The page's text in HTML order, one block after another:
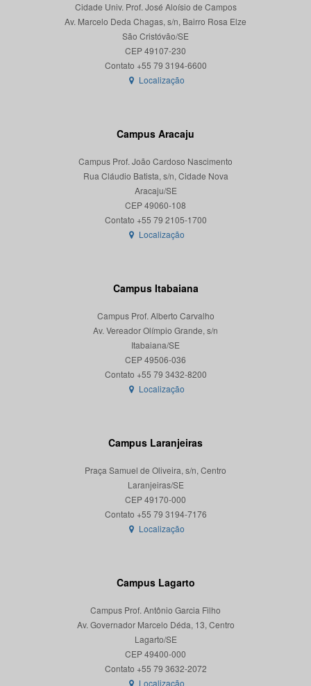
Cidade Univ. Prof. José Aloísio de Campos
Av. Marcelo Deda Chagas, s/n, Bairro Rosa Elze
São Cristóvão/SE
CEP 49107-230
Localização
Campus Aracaju
Campus Prof. João Cardoso Nascimento
Rua Cláudio Batista, s/n, Cidade Nova
Aracaju/SE
CEP 49060-108
Localização
Campus Itabaiana
Campus Prof. Alberto Carvalho
Av. Vereador Olímpio Grande, s/n
Itabaiana/SE
CEP 49506-036
Localização
Campus Laranjeiras
Praça Samuel de Oliveira, s/n, Centro
Laranjeiras/SE
CEP 49170-000
Localização
Campus Lagarto
Campus Prof. Antônio Garcia Filho
Av. Governador Marcelo Déda, 13, Centro
Lagarto/SE
CEP 49400-000
Localização